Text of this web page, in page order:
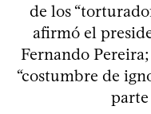
de los
afirmó el
Fernando
“costumbre de